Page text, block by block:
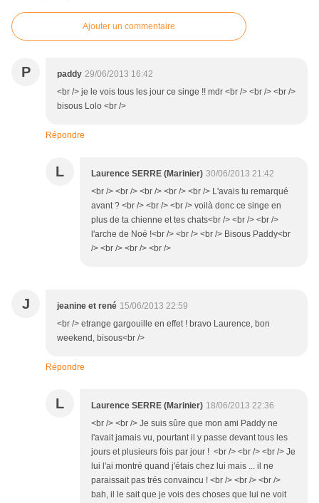
Ajouter un commentaire
P paddy 29/06/2013 16:42
<br /> je le vois tous les jour ce singe !! mdr <br /> <br /> <br />
bisous Lolo <br />
Répondre
L Laurence SERRE (Marinier) 30/06/2013 21:42
<br /> <br /> <br /> <br /> <br /> L'avais tu remarqué
avant ? <br /> <br /> <br /> voilà donc ce singe en
plus de ta chienne et tes chats<br /> <br /> <br />
l'arche de Noé !<br /> <br /> <br /> Bisous Paddy<br
/> <br /> <br /> <br />
J jeanine et rené 15/06/2013 22:59
<br /> etrange gargouille en effet ! bravo Laurence, bon
weekend, bisous<br />
Répondre
L Laurence SERRE (Marinier) 18/06/2013 22:36
<br /> <br /> Je suis sûre que mon ami Paddy ne
l'avait jamais vu, pourtant il y passe devant tous les
jours et plusieurs fois par jour ! <br /> <br /> <br /> Je
lui l'ai montré quand j'étais chez lui mais ... il ne
paraissait pas trés convaincu ! <br /> <br /> <br />
bah, il le sait que je vois des choses que lui ne voit